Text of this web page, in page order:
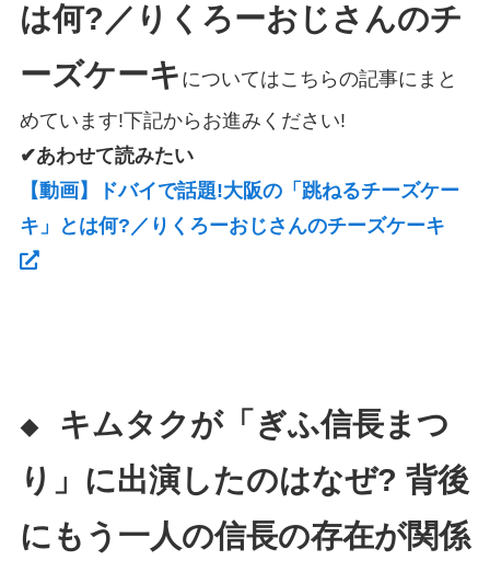
は何?／りくろーおじさんのチ
ーズケーキ についてはこちらの記事にまと
めています!下記からお進みください!
✔あわせて読みたい
【動画】ドバイで話題!大阪の「跳ねるチーズケー
キ」とは何?／りくろーおじさんのチーズケーキ
◆
キムタクが「ぎふ信長まつ
り」に出演したのはなぜ? 背後
にもう一人の信長の存在が関係